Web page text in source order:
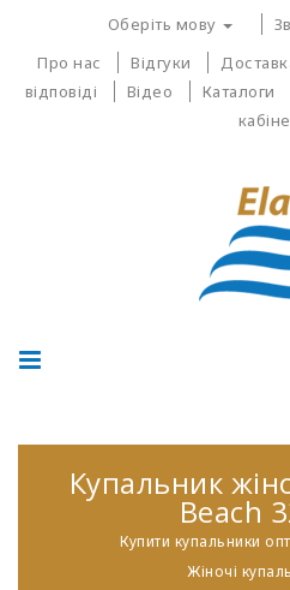
Оберіть мову
Про нас
Відгуки
відповіді
Відео Каталоги
Купальник
Beach
Купити купальники
Жіночі